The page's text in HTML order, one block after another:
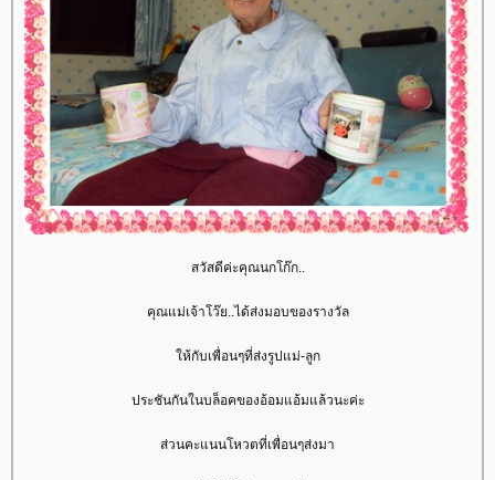
สวัสดีค่ะคุณนกโก๊ก..
คุณแม่เจ้าโว๊ย..ได้ส่งมอบของรางวัล
ห้กับเพื่อนๆที่ส่งรูปแม่-ลูก
ประชันกันในบล็อคของอ้อมแอ้มแล้วนะค่ะ
ส่วนคะแนนโหวตที่เพื่อนๆส่งมา